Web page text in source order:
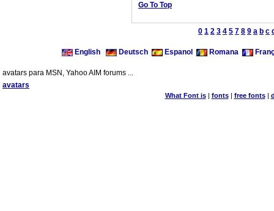
Go To Top
0 1 2 3 4 5 7 8 9 a b c
English Deutsch Espanol Romana
avatars para MSN, Yahoo AIM forums ...
avatars
What Font is| fonts| free fonts|